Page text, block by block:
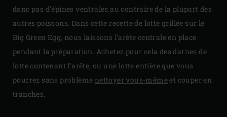
donc pas d’épines ventrales au contraire de la plupart des
autres poissons. Dans cette recette de lotte grillée sur le
Big Green Egg, nous laissons l’arête centrale en place
pendant la préparation. Achetez pour cela des darnes de
lotte contenant l’arête, ou une lotte entière que vous
pourrez sans problème nettoyer vous-mêmeet couper en
tranches.